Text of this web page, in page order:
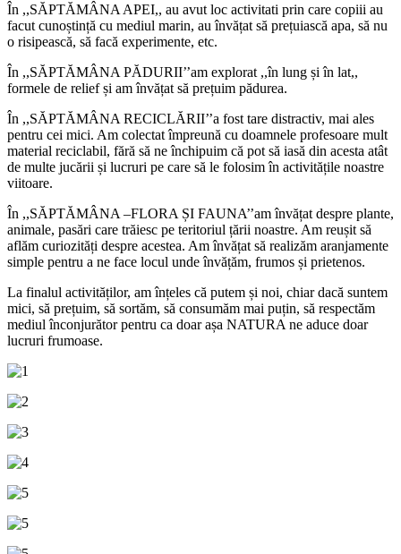
În ,,SĂPTĂMÂNA APEI,, au avut loc activitati prin care copiii au
facut cunoștință cu mediul marin, au învățat să prețuiască apa, să nu
o risipească, să facă experimente, etc.
În ,,SĂPTĂMÂNA PĂDURII’’am explorat ,,în lung și în lat,,
formele de relief și am învățat să prețuim pădurea.
În ,,SĂPTĂMÂNA RECICLĂRII’’a fost tare distractiv, mai ales
pentru cei mici. Am colectat împreună cu doamnele profesoare mult
material reciclabil, fără să ne închipuim că pot să iasă din acesta atât
de multe jucării și lucruri pe care să le folosim în activitățile noastre
viitoare.
În ,,SĂPTĂMÂNA –FLORA ȘI FAUNA’’am învățat despre plante,
animale, pasări care trăiesc pe teritoriul țării noastre. Am reușit să
aflăm curiozități despre acestea. Am învățat să realizăm aranjamente
simple pentru a ne face locul unde învățăm, frumos și prietenos.
La finalul activităților, am înțeles că putem și noi, chiar dacă suntem
mici, să prețuim, să sortăm, să consumăm mai puțin, să respectăm
mediul înconjurător pentru ca doar așa NATURA ne aduce doar
lucruri frumoase.